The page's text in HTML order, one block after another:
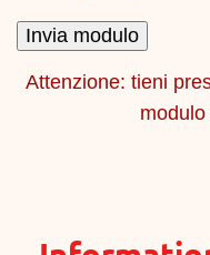
Attenzione: tieni